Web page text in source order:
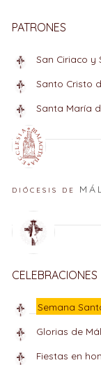
PATRONES
San Ciriaco y
Santo Cristo
Santa María
DIÓCESIS DE
CELEBRACIONES
Semana
Glorias de
Fiestas en